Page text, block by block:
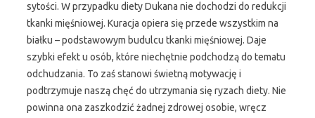
sytości. W przypadku diety Dukana nie dochodzi do redukcji
tkanki mięśniowej. Kuracja opiera się przede wszystkim na
białku – podstawowym budulcu tkanki mięśniowej. Daje
szybki efekt u osób, które niechętnie podchodzą do tematu
odchudzania. To zaś stanowi świetną motywację i
podtrzymuje naszą chęć do utrzymania się ryzach diety. Nie
powinna ona zaszkodzić żadnej zdrowej osobie, wręcz